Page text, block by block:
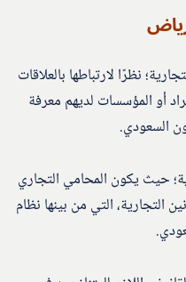
نظرًا لارتباطها بالعلاقات
أو المؤسسات لديهم معرفة
السعودي.
حيث يكون المحامي التجاري
التجارية، التي من بينها نظام